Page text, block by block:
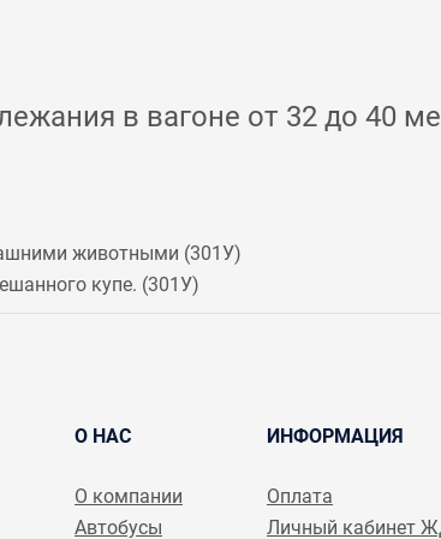
в вагоне от 32 до 40
животными (301У)
купе. (301У)
О НАС
О компании
Автобусы
ИНФОРМАЦИЯ
Оплата
Личный кабинет